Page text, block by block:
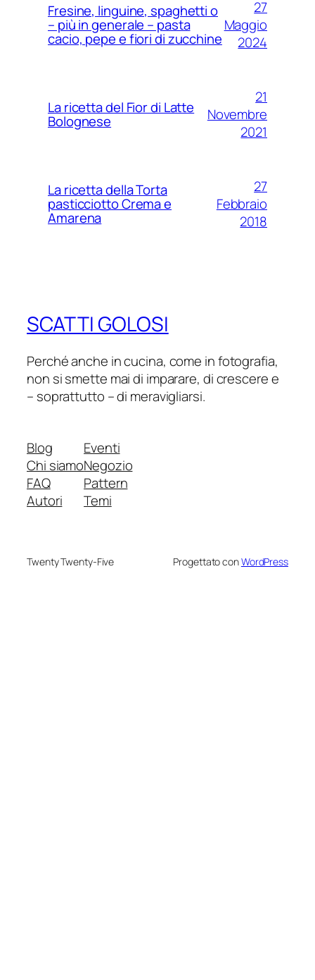
Fresine, linguine, spaghetti o
– più in generale – pasta
cacio, pepe e fiori di zucchine
27
Maggio
2024
La ricetta del Fior di Latte
Bolognese
21
Novembre
2021
La ricetta della Torta
pasticciotto Crema e
Amarena
27
Febbraio
2018
SCATTI GOLOSI
Perché anche in cucina, come in fotografia,
non si smette mai di imparare, di crescere e
– soprattutto – di meravigliarsi.
Blog
Chi siamo
FAQ
Autori
Eventi
Negozio
Pattern
Temi
Twenty Twenty-Five Progettato conWordPress